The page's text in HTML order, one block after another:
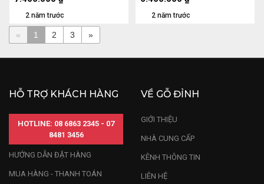
2 năm trước 2 năm trước
« 1 2 3 »
HỖ TRỢ KHÁCH HÀNG
HOTLINE: 08 6863 2345 - 07
8481 3456
HƯỚNG DẪN ĐẶT HÀNG
MUA HÀNG - THANH TOÁN
VỀ GỖ ĐỈNH
GIỚI THIỆU
NHÀ CUNG CẤP
KÊNH THÔNG TIN
LIÊN HỆ